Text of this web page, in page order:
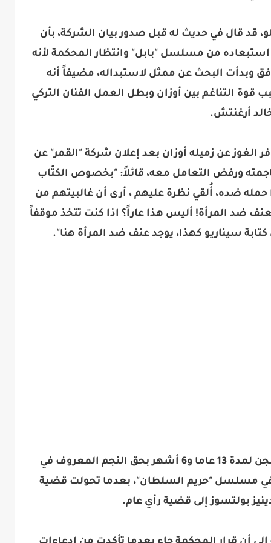
قد قال في حديث له قبل صدور بيان الشركة، بأن
من مسلسل "بابل" وانتظار المحكمة لأنه
وبدأت البحث عن ممثل لاستبداله، مضيفاً أنه
التناغم بين أوزان وبطل العمل الفنان التركي
أرغنتش.
الغوز​ عن زميله ​أوزان بعد إعلان شركة "القمر" عن
ورفض التعامل معه، قائلاً: "بخصوص الكتّاب
ضده، أُلقي نظرة عليهم ، أرى أن غالبيتهم من
ضد المرأة! أليس هذا عاراً؟ اذا كنت تتخذ موقفاً
كتابة سيناريو كهذا، يوجد عنف ضد المرأة هنا".
يُذكر أنه كان قد صدر حكم قضائي بالسجن لمدة 13 عاما و6 أشهر بحق النجم المعروف في
في مسلسل "حريم السلطان"، بعدما تحولت قضية
بولتسوز إلى قضية رأي عام.